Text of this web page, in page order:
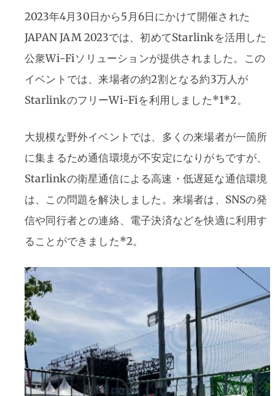
2023年4月30日から5月6日にかけて開催された
JAPAN JAM 2023では、初めてStarlinkを活用した
公衆Wi-Fiソリューションが提供されました。この
イベントでは、来場者の約2割となる約3万人が
StarlinkのフリーWi-Fiを利用しました​*1*​​2​。
大規模な野外イベントでは、多くの来場者が一箇所
に集まるため通信環境が不安定になりがちですが、
Starlinkの衛星通信による高速・低遅延な通信環境
は、この問題を解決しました。来場者は、SNSの発
信や同行者との連絡、電子決済などを快適に利用す
ることができました*​2​。